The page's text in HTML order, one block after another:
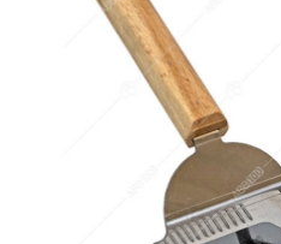
Доставка і оплата